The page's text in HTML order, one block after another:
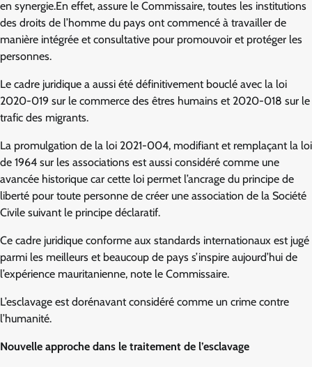
en synergie.En effet, assure le Commissaire, toutes les institutions
des droits de l’homme du pays ont commencé à travailler de
manière intégrée et consultative pour promouvoir et protéger les
personnes.
Le cadre juridique a aussi été définitivement bouclé avec la loi
2020-019 sur le commerce des êtres humains et 2020-018 sur le
trafic des migrants.
La promulgation de la loi 2021-004, modifiant et remplaçant la loi
de 1964 sur les associations est aussi considéré comme une
avancée historique car cette loi permet l’ancrage du principe de
liberté pour toute personne de créer une association de la Société
Civile suivant le principe déclaratif.
Ce cadre juridique conforme aux standards internationaux est jugé
parmi les meilleurs et beaucoup de pays s’inspire aujourd’hui de
l’expérience mauritanienne, note le Commissaire.
L’esclavage est dorénavant considéré comme un crime contre
l’humanité.
Nouvelle approche dans le traitement de l’esclavage